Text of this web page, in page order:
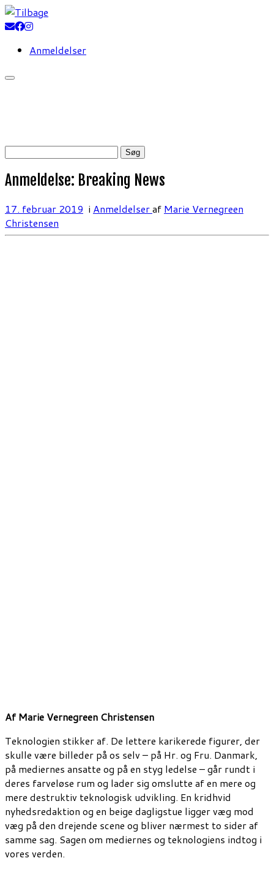
Fortsæt
til
Anmeldelser
Søg
Anmeldelse: Breaking News
17. februar 2019 i Anmeldelseraf Marie Vernegreen
Christensen
Af Marie Vernegreen Christensen
Teknologien stikker af. De lettere karikerede figurer, der
skulle være billeder på os selv – på Hr. og Fru. Danmark,
på mediernes ansatte og på en styg ledelse – går rundt i
deres farveløse rum og lader sig omslutte af en mere og
mere destruktiv teknologisk udvikling. En kridhvid
nyhedsredaktion og en beige dagligstue ligger væg mod
væg på den drejende scene og bliver nærmest to sider af
samme sag. Sagen om mediernes og teknologiens indtog i
vores verden.